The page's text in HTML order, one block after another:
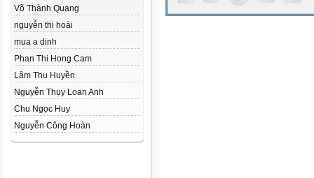
Võ Thành Quang
nguyễn thị hoài
mua a dinh
Phan Thi Hong Cam
Lâm Thu Huyền
Nguyễn Thụy Loan Anh
Chu Ngọc Huy
Nguyễn Công Hoàn